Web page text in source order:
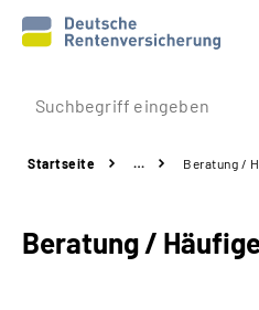
Prävention
Rente
Startseite … Beratung /
Beratung /